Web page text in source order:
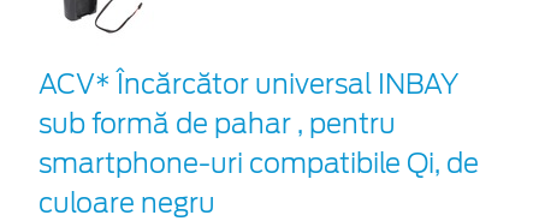
ACV* Încărcător universal INBAY
sub formă de pahar , pentru
smartphone-uri compatibile Qi, de
culoare negru